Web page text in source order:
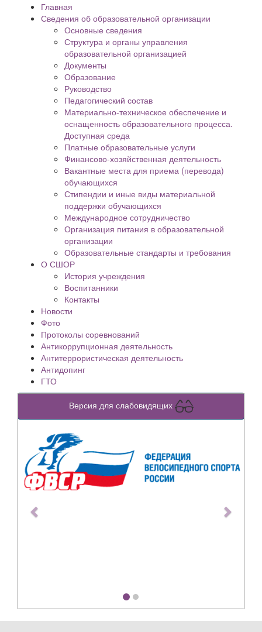
Главная
Сведения об образовательной организации
Основные сведения
Структура и органы управления
образовательной организацией
Документы
Образование
Руководство
Педагогический состав
Материально-техническое обеспечение и
оснащенность образовательного процесса.
Доступная среда
Платные образовательные услуги
Финансово-хозяйственная деятельность
Вакантные места для приема (перевода)
обучающихся
Стипендии и иные виды материальной
поддержки обучающихся
Международное сотрудничество
Организация питания в образовательной
организации
Образовательные стандарты и требования
О СШОР
История учреждения
Воспитанники
Контакты
Новости
Фото
Протоколы соревнований
Антикоррупционная деятельность
Антитеррористическая деятельность
Антидопинг
ГТО
Версия для слабовидящих
Previous